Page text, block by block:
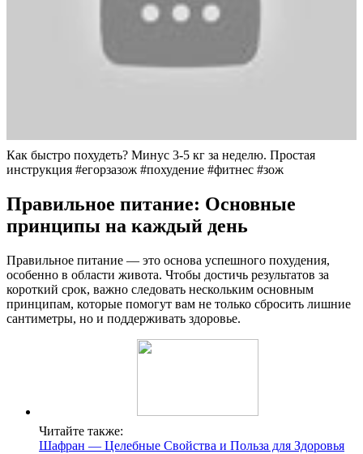
Как быстро похудеть? Минус 3-5 кг за неделю. Простая
инструкция #егорзазож #похудение #фитнес #зож
Правильное питание: Основные
принципы на каждый день
Правильное питание — это основа успешного похудения,
особенно в области живота. Чтобы достичь результатов за
короткий срок, важно следовать нескольким основным
принципам, которые помогут вам не только сбросить лишние
сантиметры, но и поддерживать здоровье.
Читайте также:
Шафран — Целебные Свойства и Польза для Здоровья